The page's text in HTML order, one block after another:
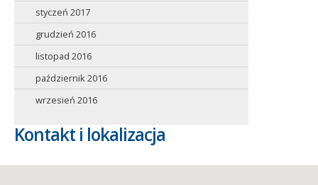
styczeń 2017
grudzień 2016
listopad 2016
październik 2016
wrzesień 2016
Kontakt i lokalizacja